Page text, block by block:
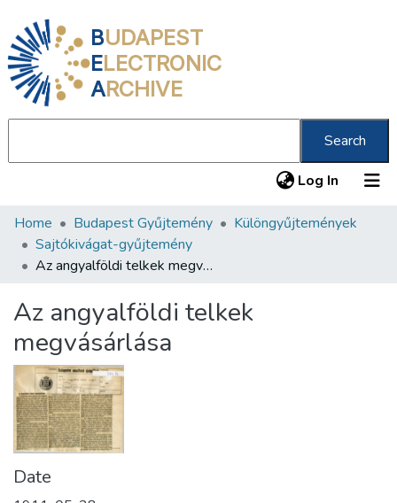
BUDAPEST
ELECTRONIC
ARCHIVE
Search
Log In (current)
Communities & Collections
All of DSpace
Home Budapest Gyűjtemény
Különgyűjtemények
Sajtókivágat-gyűjtemény
Az angyalföldi telkek megvásárlása
Az angyalföldi telkek
megvásárlása
Date